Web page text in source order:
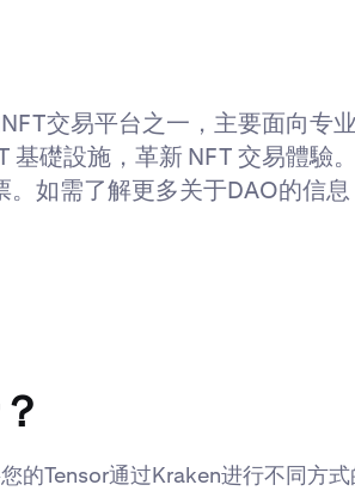
交易平台之一，主要面向专
基礎設施，革新 NFT 交易體驗
如需了解更多关于DAO的信
的Tensor通过Kraken进行不同方式